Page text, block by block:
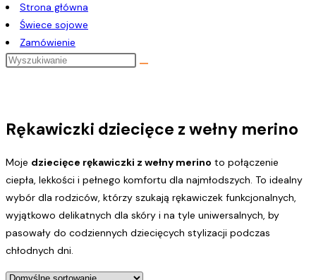
Strona główna
Świece sojowe
Zamówienie
Rękawiczki dziecięce z wełny merino
Moje dziecięce rękawiczki z wełny merino to połączenie
ciepła, lekkości i pełnego komfortu dla najmłodszych. To idealny
wybór dla rodziców, którzy szukają rękawiczek funkcjonalnych,
wyjątkowo delikatnych dla skóry i na tyle uniwersalnych, by
pasowały do codziennych dziecięcych stylizacji podczas
chłodnych dni.